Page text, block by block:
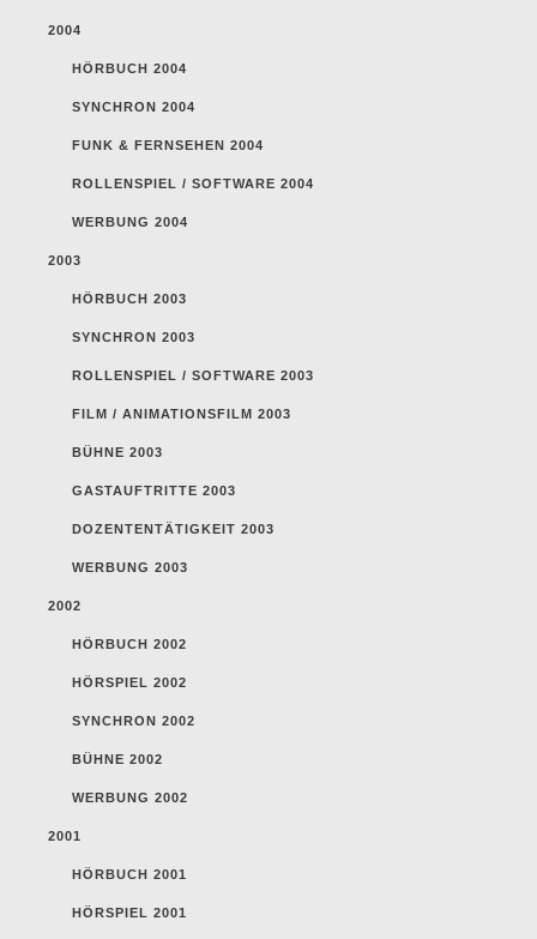
2004
HÖRBUCH 2004
SYNCHRON 2004
FUNK & FERNSEHEN 2004
ROLLENSPIEL / SOFTWARE 2004
WERBUNG 2004
2003
HÖRBUCH 2003
SYNCHRON 2003
ROLLENSPIEL / SOFTWARE 2003
FILM / ANIMATIONSFILM 2003
BÜHNE 2003
GASTAUFTRITTE 2003
DOZENTENTÄTIGKEIT 2003
WERBUNG 2003
2002
HÖRBUCH 2002
HÖRSPIEL 2002
SYNCHRON 2002
BÜHNE 2002
WERBUNG 2002
2001
HÖRBUCH 2001
HÖRSPIEL 2001